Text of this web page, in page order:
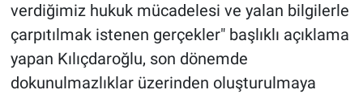
verdiğimiz hukuk mücadelesi ve yalan bilgilerle
çarpıtılmak istenen gerçekler" başlıklı açıklama
yapan Kılıçdaroğlu, son dönemde
dokunulmazlıklar üzerinden oluşturulmaya